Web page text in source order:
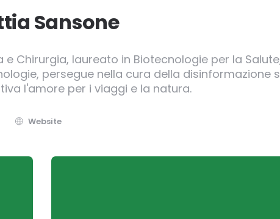
Sansone
e Chirurgia, laureato in Biotecnologie per la
persegue nella cura della disinformazione
l'amore per i viaggi e la natura.
Website